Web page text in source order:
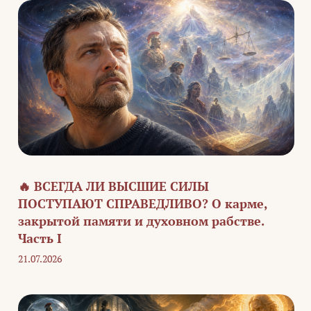
🔥 ВСЕГДА ЛИ ВЫСШИЕ СИЛЫ
ПОСТУПАЮТ СПРАВЕДЛИВО? О карме,
закрытой памяти и духовном рабстве.
Часть I
21.07.2026